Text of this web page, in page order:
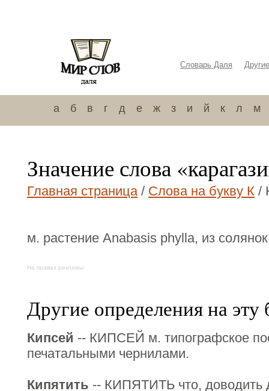
Словарь Даля
а б в г д е ж з и й к л м
Значение слова
Главная страница/ Слова на букву К /
м. растение Аnabasis phyllа, из
На правах рекламы:
Другие определения на эту
Кипсей -- КИПСЕЙ м. типографское
печатальными чернилами.
Кипятить -- КИПЯТИТЬ что, доводить